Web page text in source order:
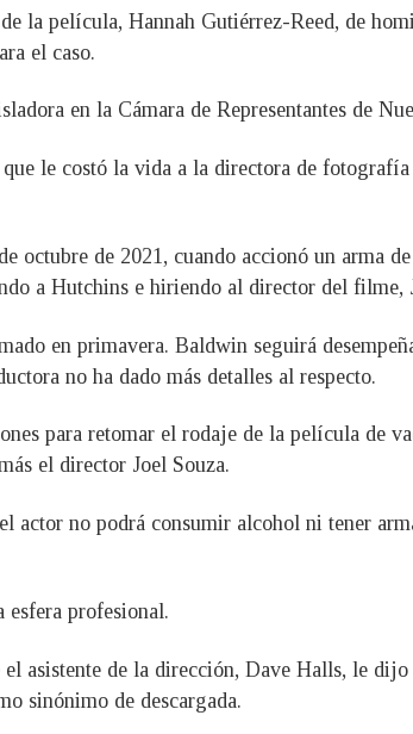
la película, Hannah Gutiérrez-Reed, de
el caso.
en la Cámara de Representantes de
le costó la vida a la directora de
octubre de 2021, cuando accionó un arma
a Hutchins e hiriendo al director del filme,
en primavera. Baldwin seguirá
no ha dado más detalles al respecto.
para retomar el rodaje de la película de
el director Joel Souza.
no podrá consumir alcohol ni tener
profesional.
asistente de la dirección, Dave Halls, le dijo
sinónimo de descargada.